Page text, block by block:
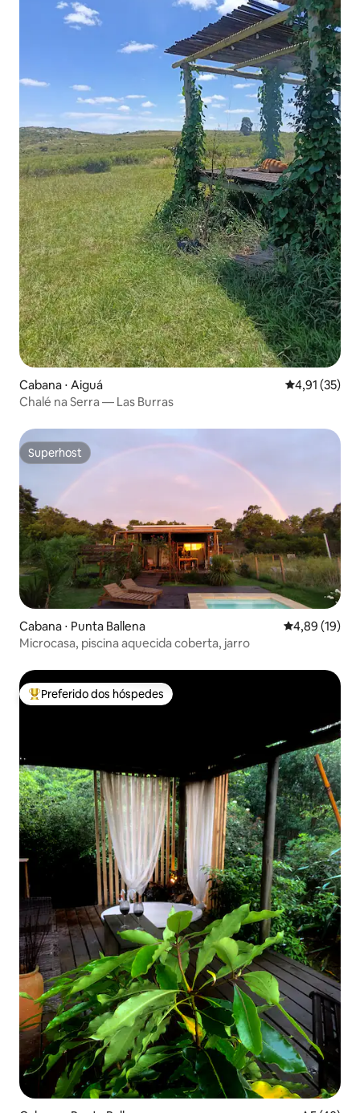
Cabana ⋅ Aiguá 4,91 de uma
4,91 (35)
Chalé na Serra — Las Burras
Superhost
Superhost
Cabana ⋅ Punta Ballena 4,89 de uma
4,89 (19)
Microcasa, piscina aquecida coberta, jarro
Entre os melhores preferidos dos hóspedes
Preferido dos hóspedes